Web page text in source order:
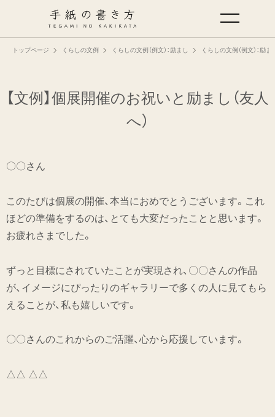
トップページ くらしの文例 くらしの文例（例文）：励まし くらしの文例（例文）：励
【文例】個展開催のお祝いと励まし（友人
へ）
〇〇さん
このたびは個展の開催、本当におめでとうございます。これ
ほどの準備をするのは、とても大変だったことと思います。
お疲れさまでした。
ずっと目標にされていたことが実現され、〇〇さんの作品
が、イメージにぴったりのギャラリーで多くの人に見てもら
えることが、私も嬉しいです。
〇〇さんのこれからのご活躍、心から応援しています。
△△ △△
手紙の基本
仕事の手紙の書き方
仕事の文例
特集
ミドリオフィシャルサイト